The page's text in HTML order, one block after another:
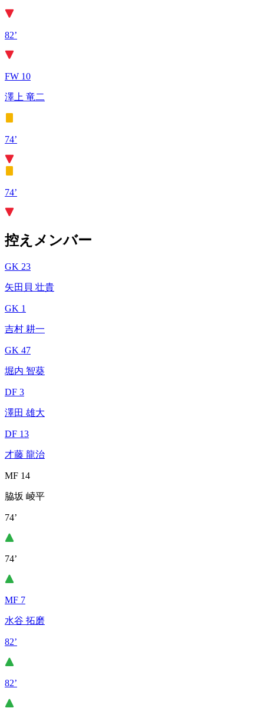
82’
FW 10
澤上 竜二
74’
74’
控えメンバー
GK 23
矢田貝 壮貴
GK 1
吉村 耕一
GK 47
堀内 智葵
DF 3
澤田 雄大
DF 13
才藤 龍治
MF 14
脇坂 崚平
74’
74’
MF 7
水谷 拓磨
82’
82’